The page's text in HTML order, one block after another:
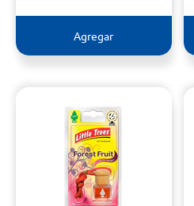
Agregar